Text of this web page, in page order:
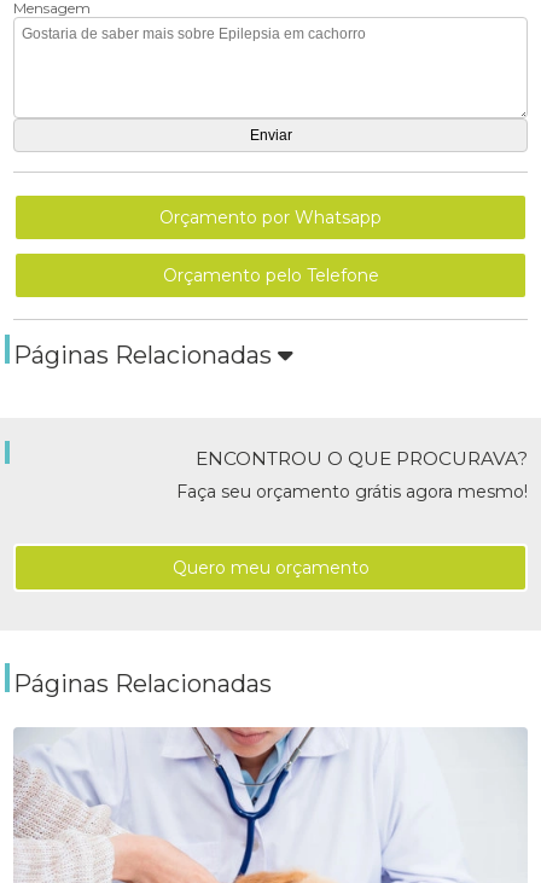
Mensagem
Orçamento por Whatsapp
Orçamento pelo Telefone
Páginas Relacionadas
ENCONTROU O QUE PROCURAVA?
Faça seu orçamento grátis agora mesmo!
Quero meu orçamento
Páginas Relacionadas